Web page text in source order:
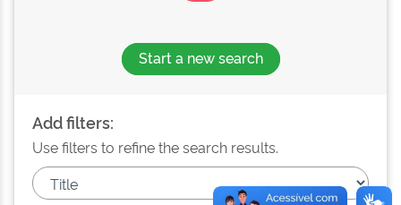
Start a new search
Add filters:
Use filters to refine the search results.